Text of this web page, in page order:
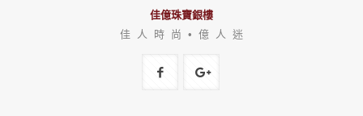
佳億珠寶銀樓
佳 人 時 尚 • 億 人 迷